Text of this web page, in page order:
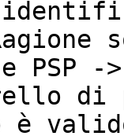
PSP -
di